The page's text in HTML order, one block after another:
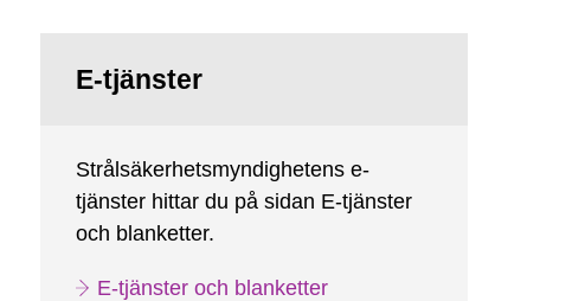
E-tjänster
Strålsäkerhetsmyndighetens e-
tjänster hittar du på sidan E-tjänster
och blanketter.
E-tjänster och blanketter